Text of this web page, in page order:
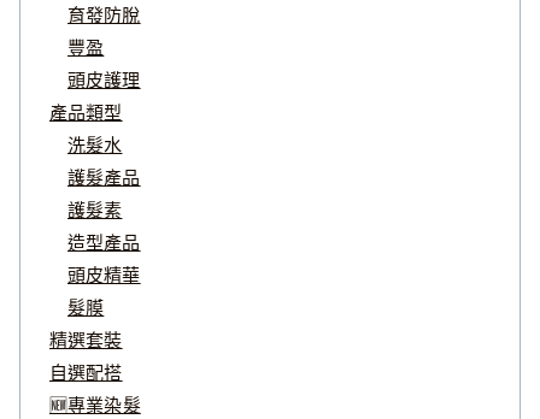
育發防脫
豐盈
頭皮護理
產品類型
洗髮水
護髮產品
護髮素
造型產品
頭皮精華
髮膜
精選套裝
自選配搭
🆕專業染髮